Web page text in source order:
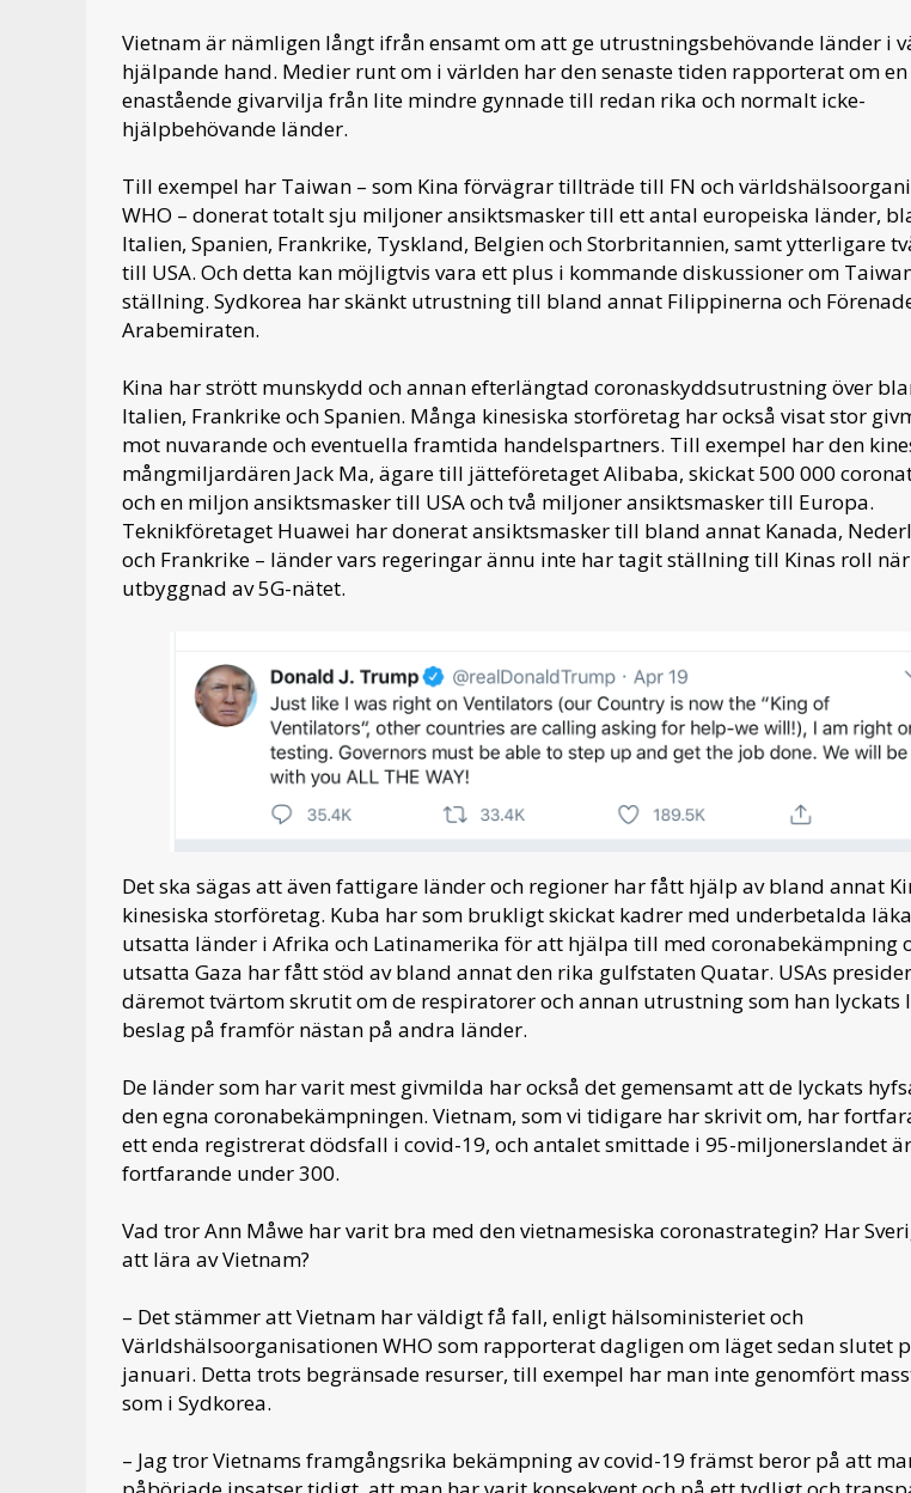
Vietnam är nämligen långt ifrån ensamt om att ge utrustningsbehövande länder i
hjälpande hand. Medier runt om i världen har den senaste tiden rapporterat om en
enastående givarvilja från lite mindre gynnade till redan rika och normalt icke-
hjälpbehövande länder.
Till exempel har Taiwan – som Kina förvägrar tillträde till FN och
WHO – donerat totalt sju miljoner ansiktsmasker till ett antal europeiska länder,
Italien, Spanien, Frankrike, Tyskland, Belgien och Storbritannien, samt ytterligare
till USA. Och detta kan möjligtvis vara ett plus i kommande diskussioner om
ställning. Sydkorea har skänkt utrustning till bland annat Filippinerna och
Arabemiraten.
Kina har strött munskydd och annan efterlängtad coronaskyddsutrustning över
Italien, Frankrike och Spanien. Många kinesiska storföretag har också visat stor
mot nuvarande och eventuella framtida handelspartners. Till exempel har den
mångmiljardären Jack Ma, ägare till jätteföretaget Alibaba, skickat 500 000
och en miljon ansiktsmasker till USA och två miljoner ansiktsmasker till Europa.
Teknikföretaget Huawei har donerat ansiktsmasker till bland annat Kanada,
och Frankrike – länder vars regeringar ännu inte har tagit ställning till Kinas roll
utbyggnad av 5G-nätet.
Det ska sägas att även fattigare länder och regioner har fått hjälp av bland annat
kinesiska storföretag. Kuba har som brukligt skickat kadrer med underbetalda
utsatta länder i Afrika och Latinamerika för att hjälpa till med coronabekämpning
utsatta Gaza har fått stöd av bland annat den rika gulfstaten Quatar. USAs
däremot tvärtom skrutit om de respiratorer och annan utrustning som han lyckats
beslag på framför nästan på andra länder.
De länder som har varit mest givmilda har också det gemensamt att de lyckats
den egna coronabekämpningen. Vietnam, som vi tidigare har skrivit om, har
ett enda registrerat dödsfall i covid-19, och antalet smittade i 95-miljonerslandet är
fortfarande under 300.
Vad tror Ann Måwe har varit bra med den vietnamesiska coronastrategin? Har
att lära av Vietnam?
– Det stämmer att Vietnam har väldigt få fall, enligt hälsoministeriet och
Världshälsoorganisationen WHO som rapporterat dagligen om läget sedan slutet
januari. Detta trots begränsade resurser, till exempel har man inte genomfört
som i Sydkorea.
– Jag tror Vietnams framgångsrika bekämpning av covid-19 främst beror på att